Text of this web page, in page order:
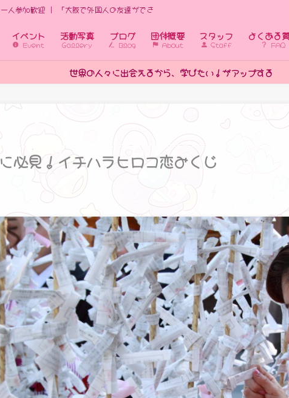
人参加歓迎 | 「大阪で外国人の友達ができる国際交流イベント｜初心者歓迎」
イベント
Event
活動写真
Gallery
ブログ
Blog
団体概要
About
スタッフ
Staff
よくある
FAQ
たい！がアップする
必見！イチハラヒロコ恋みくじ